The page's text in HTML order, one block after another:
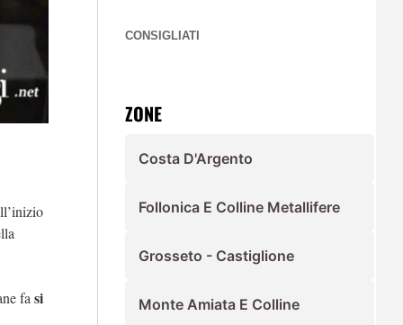
fa si
CONSIGLIATI
ZONE
Costa D'Argento
Follonica E Colline Metallifere
Grosseto - Castiglione
Monte Amiata E Colline